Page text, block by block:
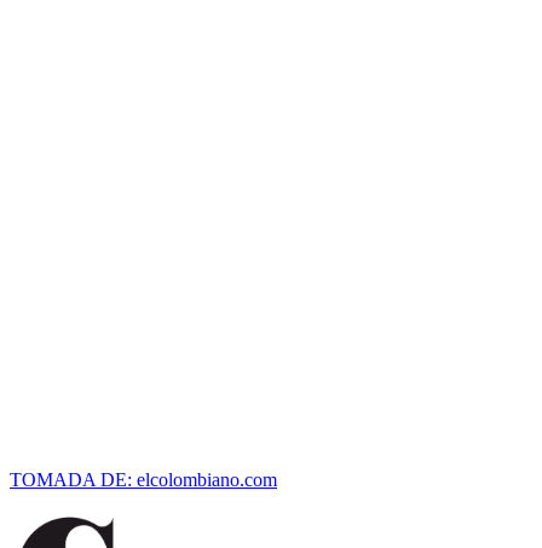
TOMADA DE: elcolombiano.com